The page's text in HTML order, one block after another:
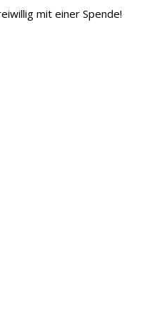
mit einer Spende!